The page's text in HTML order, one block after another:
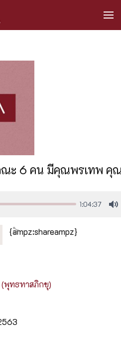
ณะ 6 คน มีคุณพรเทพ คุ
1:04:37
{ampz:shareampz}
(พุทธทาสภิกขุ)